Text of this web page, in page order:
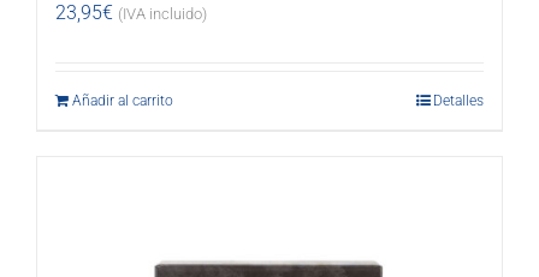
23,95€ (IVA incluido)
Añadir al carrito Detalles